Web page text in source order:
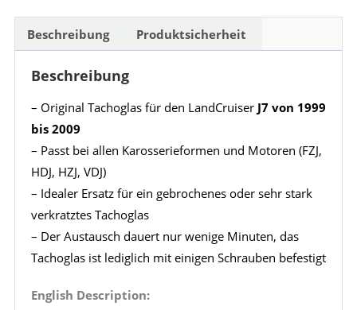
Beschreibung Produktsicherheit
Beschreibung
– Original Tachoglas für den LandCruiser J7 von 1999
bis 2009
– Passt bei allen Karosserieformen und Motoren (FZJ,
HDJ, HZJ, VDJ)
– Idealer Ersatz für ein gebrochenes oder sehr stark
verkratztes Tachoglas
– Der Austausch dauert nur wenige Minuten, das
Tachoglas ist lediglich mit einigen Schrauben befestigt
English Description: